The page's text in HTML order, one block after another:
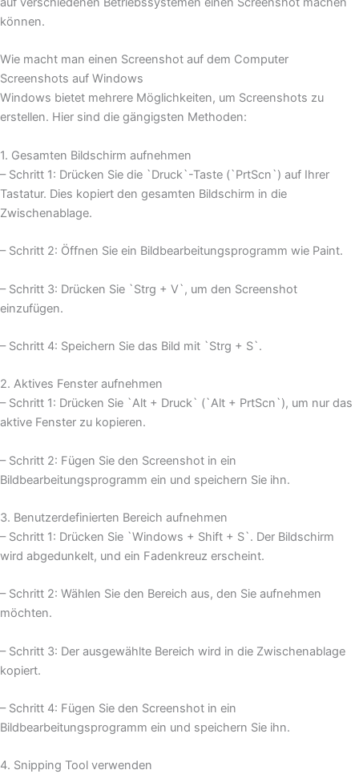
können.
Wie macht man einen Screenshot auf dem Computer
Screenshots auf Windows
Windows bietet mehrere Möglichkeiten, um Screenshots zu
erstellen. Hier sind die gängigsten Methoden:
1. Gesamten Bildschirm aufnehmen
– Schritt 1: Drücken Sie die `Druck`-Taste (`PrtScn`) auf Ihrer
Tastatur. Dies kopiert den gesamten Bildschirm in die
Zwischenablage.
– Schritt 2: Öffnen Sie ein Bildbearbeitungsprogramm wie Paint.
– Schritt 3: Drücken Sie `Strg + V`, um den Screenshot
einzufügen.
– Schritt 4: Speichern Sie das Bild mit `Strg + S`.
2. Aktives Fenster aufnehmen
– Schritt 1: Drücken Sie `Alt + Druck` (`Alt + PrtScn`), um nur das
aktive Fenster zu kopieren.
– Schritt 2: Fügen Sie den Screenshot in ein
Bildbearbeitungsprogramm ein und speichern Sie ihn.
3. Benutzerdefinierten Bereich aufnehmen
– Schritt 1: Drücken Sie `Windows + Shift + S`. Der Bildschirm
wird abgedunkelt, und ein Fadenkreuz erscheint.
– Schritt 2: Wählen Sie den Bereich aus, den Sie aufnehmen
möchten.
– Schritt 3: Der ausgewählte Bereich wird in die Zwischenablage
kopiert.
– Schritt 4: Fügen Sie den Screenshot in ein
Bildbearbeitungsprogramm ein und speichern Sie ihn.
4. Snipping Tool verwenden